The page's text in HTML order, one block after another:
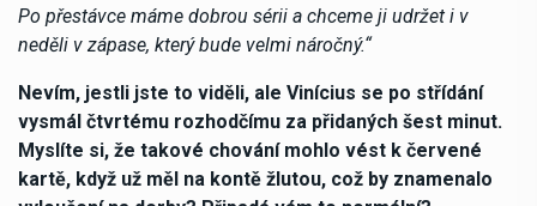
Po přestávce máme dobrou sérii a chceme ji udržet i v
neděli v zápase, který bude velmi náročný.“
Nevím, jestli jste to viděli, ale Vinícius se po střídání
vysmál čtvrtému rozhodčímu za přidaných šest minut.
Myslíte si, že takové chování mohlo vést k červené
kartě, když už měl na kontě žlutou, což by znamenalo